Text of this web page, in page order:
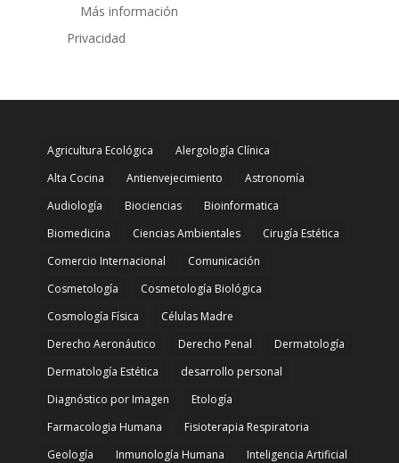
Más información
Privacidad
Agricultura Ecológica
Alergología Clínica
Alta Cocina
Antienvejecimiento
Astronomía
Audiología
Biociencias
Bioinformatica
Biomedicina
Ciencias Ambientales
Cirugía Estética
Comercio Internacional
Comunicación
Cosmetología
Cosmetología Biológica
Cosmología Física
Células Madre
Derecho Aeronáutico
Derecho Penal
Dermatología
Dermatología Estética
desarrollo personal
Diagnóstico por Imagen
Etología
Farmacologia Humana
Fisioterapia Respiratoria
Geología
Inmunología Humana
Inteligencia Artificial